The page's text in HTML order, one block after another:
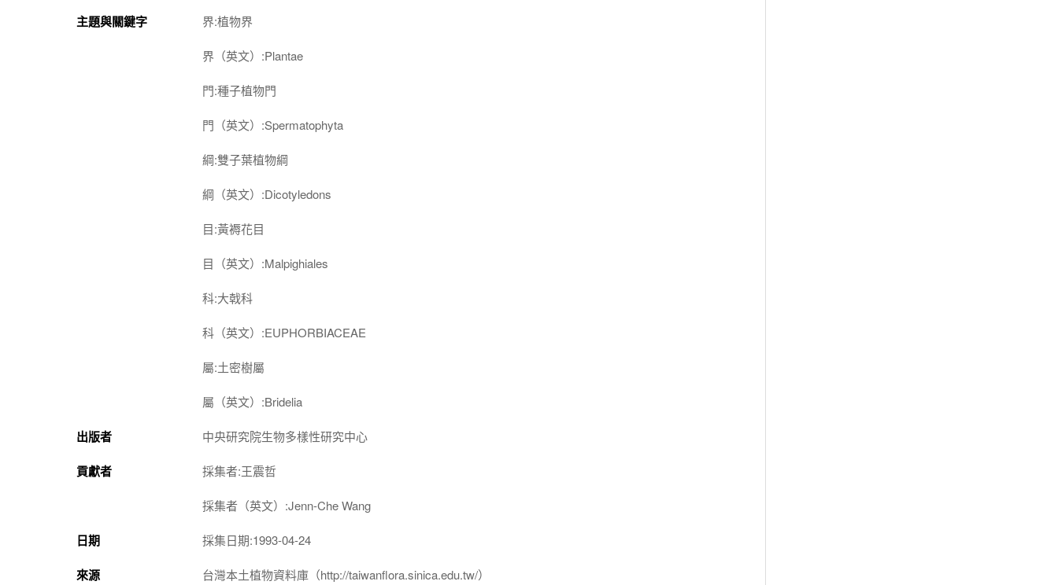
主題與關鍵字 界:植物界
界（英文）:Plantae
門:種子植物門
門（英文）:Spermatophyta
綱:雙子葉植物綱
綱（英文）:Dicotyledons
目:黃褥花目
目（英文）:Malpighiales
科:大戟科
科（英文）:EUPHORBIACEAE
屬:土密樹屬
屬（英文）:Bridelia
出版者 中央研究院生物多樣性研究中心
貢獻者 採集者:王震哲
採集者（英文）:Jenn-Che Wang
日期 採集日期:1993-04-24
來源 台灣本土植物資料庫（http://taiwanflora.sinica.edu.tw/）